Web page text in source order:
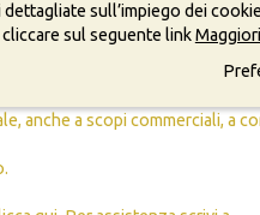
anche a scopi commerciali, a
sull’impiego dei
sul seguente link